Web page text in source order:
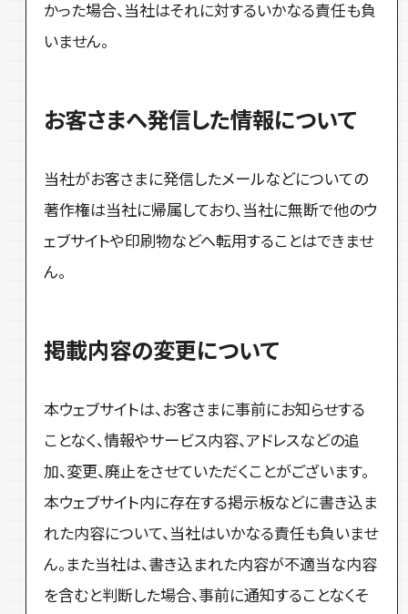
かった場合、当社はそれに対するいかなる責任も負
いません。
お客さまへ発信した情報について
当社がお客さまに発信したメールなどについての
著作権は当社に帰属しており、当社に無断で他のウ
ェブサイトや印刷物などへ転用することはできませ
ん。
掲載内容の変更について
本ウェブサイトは、お客さまに事前にお知らせする
ことなく、情報やサービス内容、アドレスなどの追
加、変更、廃止をさせていただくことがございます。
本ウェブサイト内に存在する掲示板などに書き込ま
れた内容について、当社はいかなる責任も負いませ
ん。また当社は、書き込まれた内容が不適当な内容
を含むと判断した場合、事前に通知することなくそ